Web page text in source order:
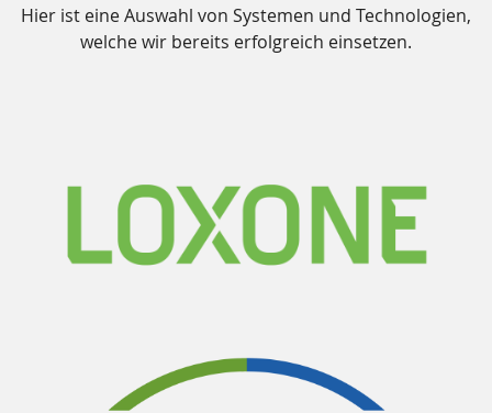
Hier ist eine Auswahl von Systemen und Technologien,
welche wir bereits erfolgreich einsetzen.